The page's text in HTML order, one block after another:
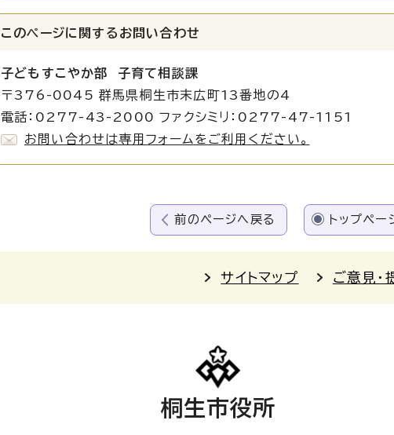
このページに関する お問い合わせ
子どもすこやか部 子育て相談課
〒376-0045 群馬県桐生市末広町13番地の4
電話：0277-43-2000 ファクシミリ：0277-47-1151
お問い合わせは専用フォームをご利用ください。
前のページへ戻る トップペー
サイトマップ ご意見・
桐生市役所